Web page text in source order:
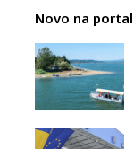
Novo na